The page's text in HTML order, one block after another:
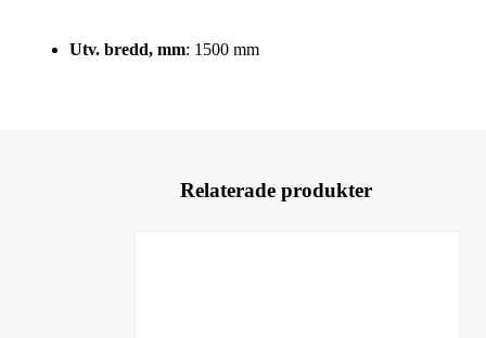
Utv. bredd, mm: 1500 mm
Relaterade produkter